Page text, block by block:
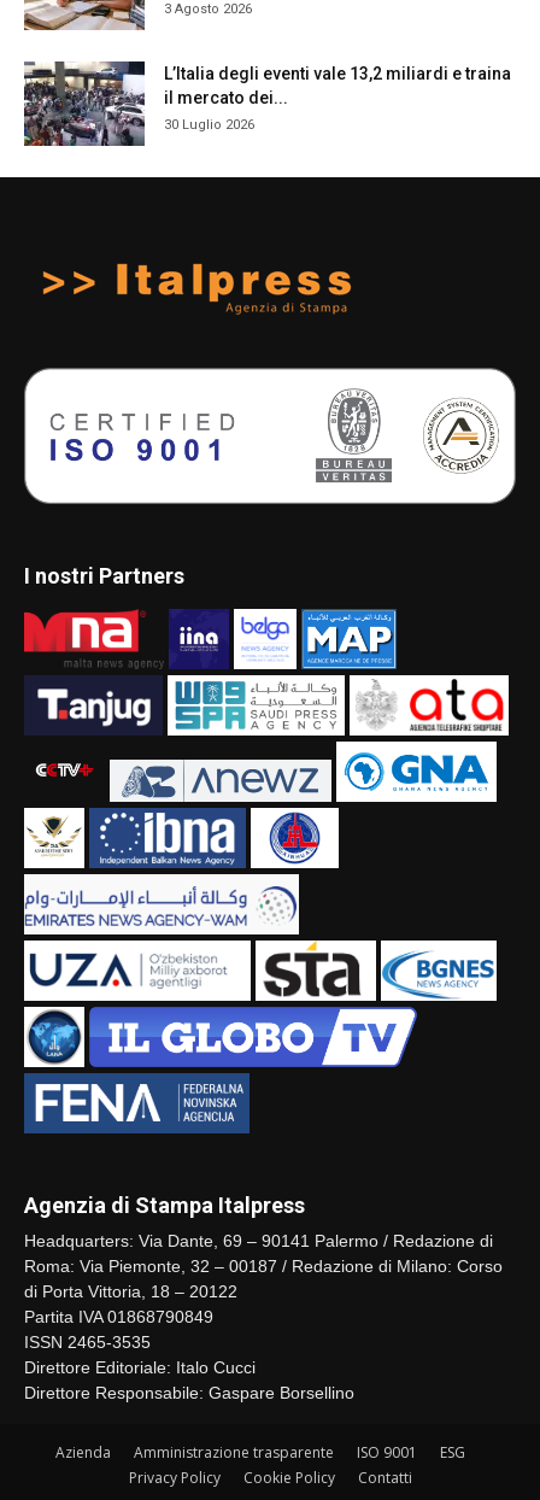
3 Agosto 2026
L’Italia degli eventi vale 13,2 miliardi e traina
il mercato dei...
30 Luglio 2026
I nostri Partners
Agenzia di Stampa Italpress
Headquarters: Via Dante, 69 – 90141 Palermo / Redazione di
Roma: Via Piemonte, 32 – 00187 / Redazione di Milano: Corso
di Porta Vittoria, 18 – 20122
Partita IVA 01868790849
ISSN 2465-3535
Direttore Editoriale: Italo Cucci
Direttore Responsabile: Gaspare Borsellino
Azienda Amministrazione trasparente ISO 9001
ESG
Privacy Policy
Cookie Policy Contatti